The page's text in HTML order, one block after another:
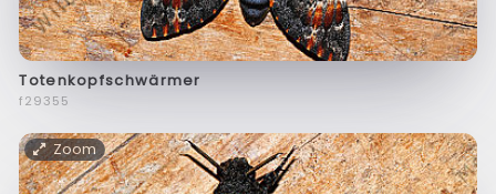
Totenkopfschwärmer
f29355
Zoom